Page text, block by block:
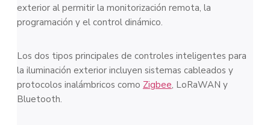
exterior al permitir la monitorización remota, la
programación y el control dinámico.
Los dos tipos principales de controles inteligentes para
la iluminación exterior incluyen sistemas cableados y
protocolos inalámbricos como Zigbee, LoRaWAN y
Bluetooth.